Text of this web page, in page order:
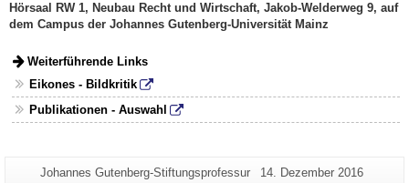
Hörsaal RW 1, Neubau Recht und Wirtschaft, Jakob-Welderweg 9, auf
dem Campus der Johannes Gutenberg-Universität Mainz
Weiterführende Links
Eikones - Bildkritik
Publikationen - Auswahl
Zusätzliche
Seiten-
Johannes Gutenberg-Stiftungsprofessur
Letzte
14. Dezember 2016